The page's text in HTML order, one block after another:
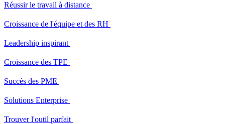
Réussir le travail à distance
Croissance de l'équipe et des RH
Leadership inspirant
Croissance des TPE
Succès des PME
Solutions Enterprise
Trouver l'outil parfait